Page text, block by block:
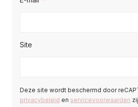
Site
Deze site wordt beschermd door
privacybeleid en servicevoorwaarden